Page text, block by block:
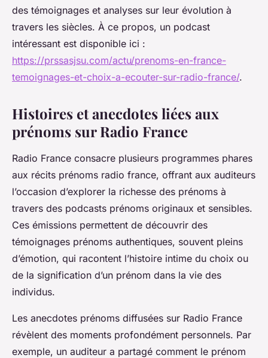
des témoignages et analyses sur leur évolution à
travers les siècles. À ce propos, un podcast
intéressant est disponible ici :
https://prssasjsu.com/actu/prenoms-en-france-
temoignages-et-choix-a-ecouter-sur-radio-france/.
Histoires et anecdotes liées aux
prénoms sur Radio France
Radio France consacre plusieurs programmes phares
aux récits prénoms radio france, offrant aux auditeurs
l’occasion d’explorer la richesse des prénoms à
travers des podcasts prénoms originaux et sensibles.
Ces émissions permettent de découvrir des
témoignages prénoms authentiques, souvent pleins
d’émotion, qui racontent l’histoire intime du choix ou
de la signification d’un prénom dans la vie des
individus.
Les anecdotes prénoms diffusées sur Radio France
révèlent des moments profondément personnels. Par
exemple, un auditeur a partagé comment le prénom